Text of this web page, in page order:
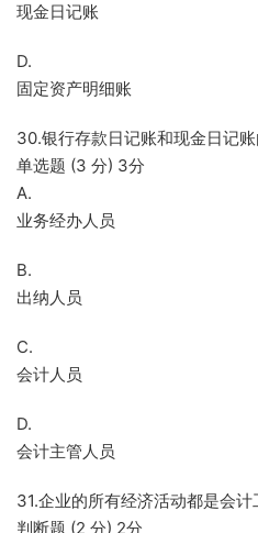
现金日记账
D.
固定资产明细账
30.银行存款日记账和现金日记账
单选题 (3 分) 3分
A.
业务经办人员
B.
出纳人员
C.
会计人员
D.
会计主管人员
31.企业的所有经济活动都是会计
判断题 (2 分) 2分